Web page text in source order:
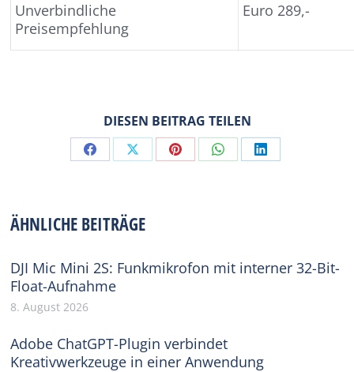
Unverbindliche
Preisempfehlung
Euro 289,-
DIESEN BEITRAG TEILEN
Share Share Share Share Share
ÄHNLICHE BEITRÄGE
DJI Mic Mini 2S: Funkmikrofon mit interner 32-Bit-
Float-Aufnahme
8. August 2026
Adobe ChatGPT-Plugin verbindet
Kreativwerkzeuge in einer Anwendung